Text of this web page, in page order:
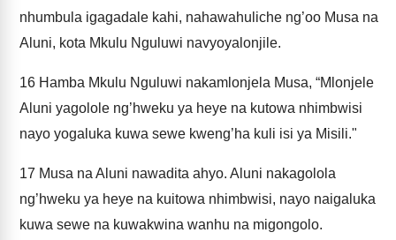
nhumbula igagadale kahi, nahawahuliche ng’oo Musa na
Aluni, kota Mkulu Nguluwi navyoyalonjile.
16 Hamba Mkulu Nguluwi nakamlonjela Musa, “Mlonjele
Aluni yagolole ng’hweku ya heye na kutowa nhimbwisi
nayo yogaluka kuwa sewe kweng’ha kuli isi ya Misili."
17 Musa na Aluni nawadita ahyo. Aluni nakagolola
ng’hweku ya heye na kuitowa nhimbwisi, nayo naigaluka
kuwa sewe na kuwakwina wanhu na migongolo.